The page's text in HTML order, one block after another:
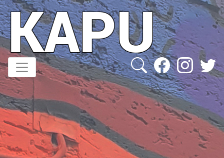
Direkt
zum
Inhalt
KAPU